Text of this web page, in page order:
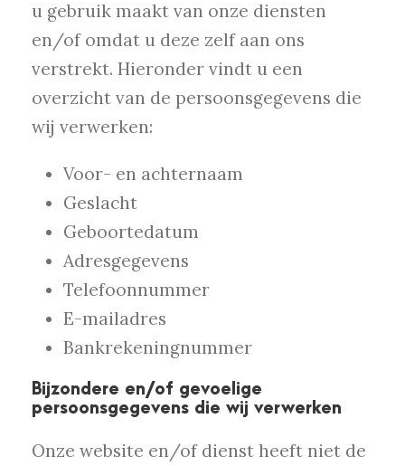
u gebruik maakt van onze diensten
en/of omdat u deze zelf aan ons
verstrekt. Hieronder vindt u een
overzicht van de persoonsgegevens die
wij verwerken:
Voor- en achternaam
Geslacht
Geboortedatum
Adresgegevens
Telefoonnummer
E-mailadres
Bankrekeningnummer
Bijzondere en/of gevoelige
persoonsgegevens die wij verwerken
Onze website en/of dienst heeft niet de